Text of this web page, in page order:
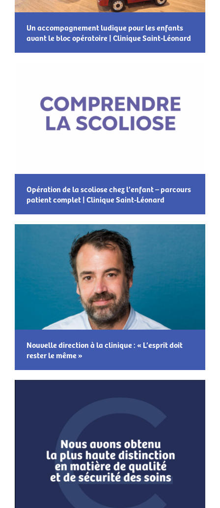
Un accompagnement ludique pour les enfants
avant le bloc opératoire | Clinique Saint-Léonard
Opération de la scoliose chez l’enfant – parcours
patient complet | Clinique Saint-Léonard
Nouvelle direction à la clinique : « L’esprit doit
rester le même »